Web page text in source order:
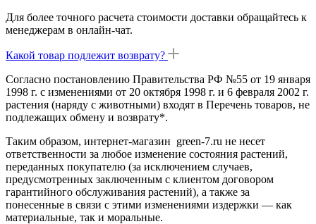
Для более точного расчета стоимости доставки обращайтесь к
менеджерам в онлайн-чат.
Какой товар подлежит возврату?
Согласно постановлению Правительства РФ №55 от 19 января
1998 г. с изменениями от 20 октября 1998 г. и 6 февраля 2002 г.
растения (наряду с животными) входят в Перечень товаров, не
подлежащих обмену и возврату*.
Таким образом, интернет-магазин green-7.ru не несет
ответственности за любое изменение состояния растений,
переданных покупателю (за исключением случаев,
предусмотренных заключенным с клиентом договором
гарантийного обслуживания растений), а также за
понесенные в связи с этими изменениями издержки — как
материальные, так и моральные.